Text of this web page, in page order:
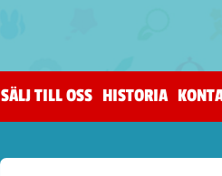
SÄLJ TILL OSS HISTORIA